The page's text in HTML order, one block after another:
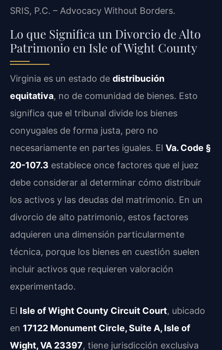
SRIS, P.C. – Advocacy Without Borders.
Lo que Significa un Divorcio de Alto
Patrimonio en Isle of Wight County
Virginia es un estado de distribución
equitativa, no de comunidad de bienes. Esto
significa que el tribunal divide los bienes
conyugales de forma justa, pero no
necesariamente en partes iguales. El Va. Code §
20-107.3 establece once factores que el juez
debe considerar al determinar cómo distribuir
los activos y las deudas del matrimonio. En un
divorcio de alto patrimonio, estos factores
adquieren una dimensión particularmente
técnica, porque los bienes en cuestión suelen
incluir activos que requieren valoración
experimentado.
El Isle of Wight County Circuit Court, ubicado
en 17122 Monument Circle, Suite A, Isle of
Wight, VA 23397, tiene jurisdicción exclusiva